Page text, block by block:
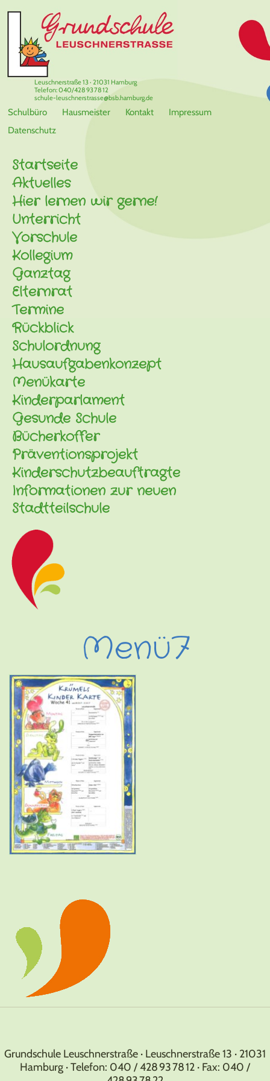
Schulbüro Hausmeister Kontakt
Impressum
Datenschutz
Leuschnerstraße 13 · 21031 Hamburg
Telefon: 040/428 93 78 12
schule-leuschnerstrasse@bsb.hamburg.de
Startseite
Aktuelles
Hier lernen wir gerne!
Unterricht
Vorschule
Kollegium
Ganztag
Elternrat
Termine
Rückblick
Schulordnung
Hausaufgabenkonzept
Menükarte
Kinderparlament
Gesunde Schule
Bücherkoffer
Präventionsprojekt
Kinderschutzbeauftragte
Informationen zur neuen
Stadtteilschule
Menü7
Grundschule Leuschnerstraße · Leuschnerstraße 13 · 21031
Hamburg · Telefon: 040 / 428 93 78 12 · Fax: 040 /